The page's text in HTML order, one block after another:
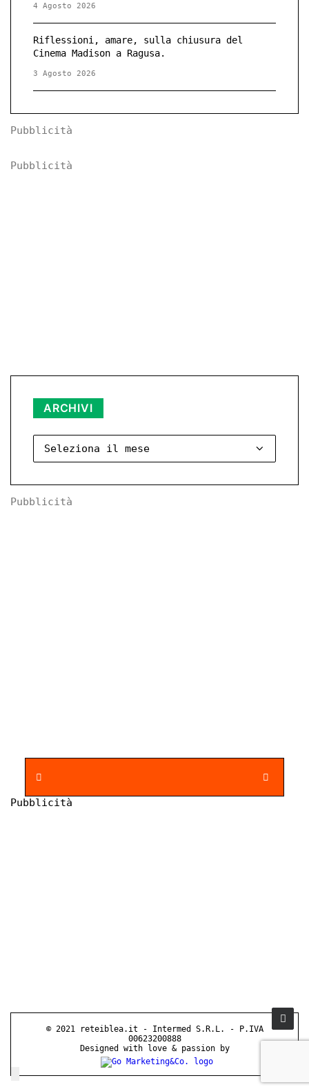
4 Agosto 2026
Riflessioni, amare, sulla chiusura del
Cinema Madison a Ragusa.
3 Agosto 2026
Pubblicità
Pubblicità
ARCHIVI
Pubblicità
Pubblicità
© 2021 reteiblea.it - Intermed S.R.L. - P.IVA
00623200888
Designed with love & passion by